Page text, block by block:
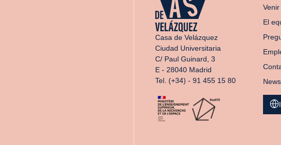
Casa de Velázquez
Ciudad Universitaria
C/ Paul Guinard, 3
E - 28040 Madrid
Tel. (+34) - 91 455 15 80
El